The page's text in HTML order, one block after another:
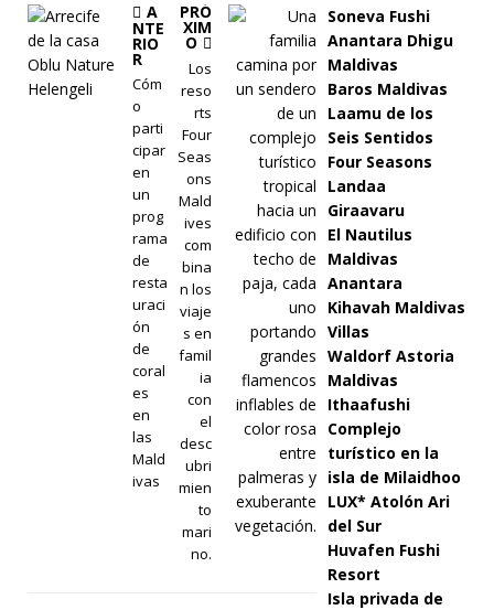
A
NTE
RIO
R
Cóm
o
parti
cipar
en
un
prog
rama
de
resta
uraci
ón
de
coral
es
en
las
Mald
ivas
PRÓ
XIM
O
Los
reso
rts
Four
Seas
ons
Mald
ives
com
bina
n los
viaje
s en
famil
ia
con
el
desc
ubri
mien
to
mari
no.
Soneva Fushi
Anantara Dhigu
Maldivas
Baros Maldivas
Laamu de los
Seis Sentidos
Four Seasons
Landaa
Giraavaru
El Nautilus
Maldivas
Anantara
Kihavah Maldivas
Villas
Waldorf Astoria
Maldivas
Ithaafushi
Complejo
turístico en la
isla de Milaidhoo
LUX* Atolón Ari
del Sur
Huvafen Fushi
Resort
Isla privada de